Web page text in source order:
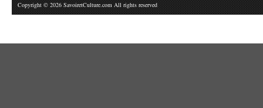
Copyright © 2026 SavoiretCulture.com All rights reserved